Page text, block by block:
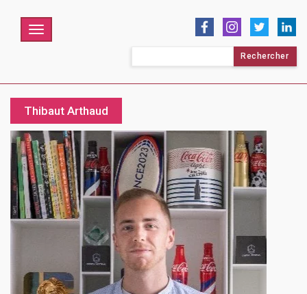
Menu
Thibaut Arthaud